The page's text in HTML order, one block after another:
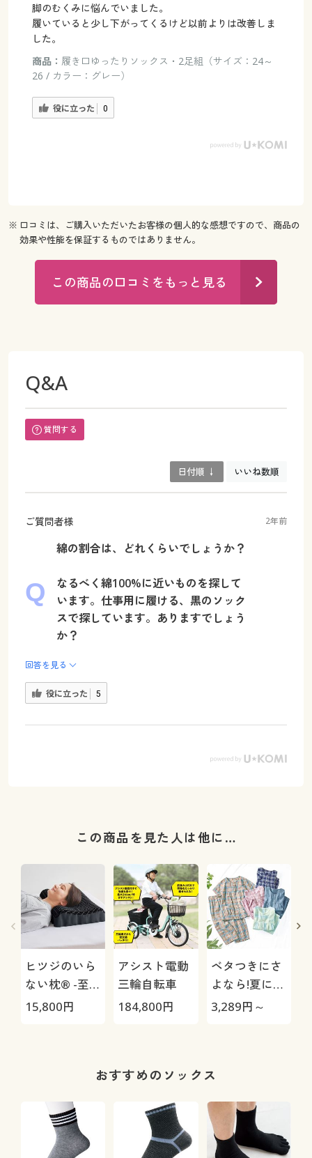
脚のむくみに悩んでいました。
履いていると少し下がってくるけど以前よりは改善しま
した。
商品： 履き口ゆったりソックス・2足組（サイズ：24～
26 / カラー：グレー）
役に立った 0
※ 口コミは、ご購入いただいたお客様の個人的な感想ですので、商品の
効果や性能を保証するものではありません。
この商品の口コミをもっと見る
Q&A
質問する
日付順 ↓ いいね数順
ご質問者様 2年前
綿の割合は、どれくらいでしょうか？
なるべく綿100%に近いものを探して
います。仕事用に履ける、黒のソック
スで探しています。ありますでしょう
か？
回答を見る
役に立った 5
この商品を見た人は他に…
ヒツジのいら
ない枕® -至
極-
15,800円
アシスト電動
三輪自転車
184,800円
ベタつきにさ
よなら!夏に心
地いい爽やか
3,289円～
おすすめのソックス